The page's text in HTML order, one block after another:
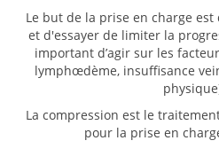
Le but de la prise en charge
et d'essayer de limiter la
important d’agir sur les
lymphœdème, insuffisance
La compression est le
pour la prise en